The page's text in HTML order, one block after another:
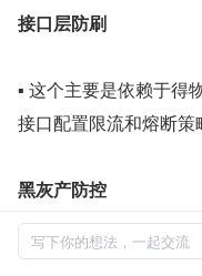
接口层防刷
▪ 这个主要是依赖于得
接口配置限流和熔断策
黑灰产防控
▪ 针对于这部分流量，
写下你的想法，一起交流